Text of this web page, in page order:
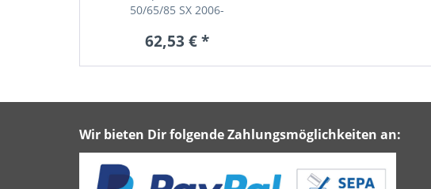
50/65/85 SX 2006-
62,53 € *
Wir bieten Dir folgende Zahlungsmöglichkeiten an: